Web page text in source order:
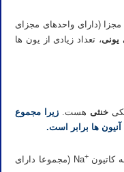
(دارای واحدهای مجزای
یونی، تعداد زیادی از یون ها
خنثیهست. زیرا مجموع
آنیون ها برابر است.
کاتیون+ Na (مجموعا دارای